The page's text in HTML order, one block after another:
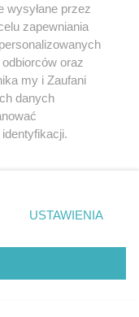
zaginionej
pomnik
Znamy wyniki
ponad milion
wysyłane przez
zapewniania
oraz
my i Zaufani
danych
prywatności
strony
. Niektóre
się takiemu
zastosowania tylko
USTAWIENIA